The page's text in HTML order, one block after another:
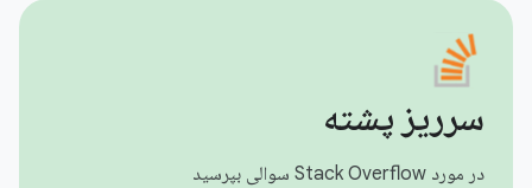
سرریز پشته
در مورد Stack Overflow سوالی بپرسید